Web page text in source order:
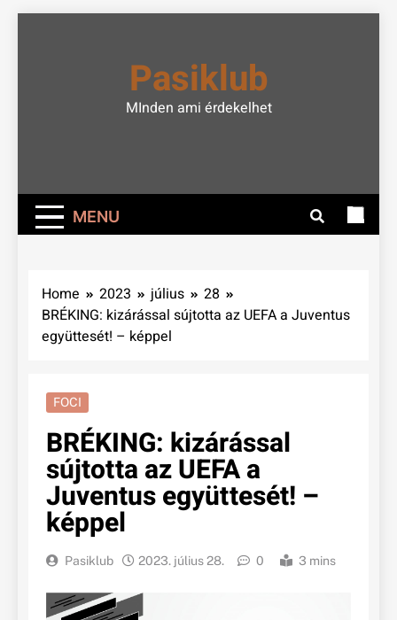
Pasiklub
MInden ami érdekelhet
MENU
Home 2023 július
28
BRÉKING: kizárással sújtotta az UEFA a Juventus
együttesét! – képpel
FOCI
BRÉKING: kizárással
sújtotta az UEFA a
Juventus együttesét! –
képpel
Pasiklub 2023. július 28. 0 3 mins